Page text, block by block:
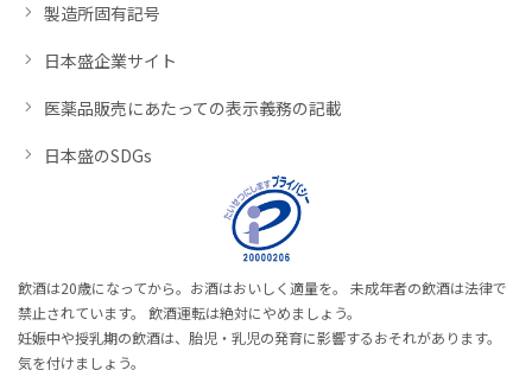
製造所固有記号
日本盛企業サイト
医薬品販売にあたっての表示義務の記載
日本盛のSDGs
飲酒は20歳になってから。お酒はおいしく適量を。 未成年者の飲酒は法律で
禁止されています。 飲酒運転は絶対にやめましょう。
妊娠中や授乳期の飲酒は、胎児・乳児の発育に影響するおそれがあります。
気を付けましょう。